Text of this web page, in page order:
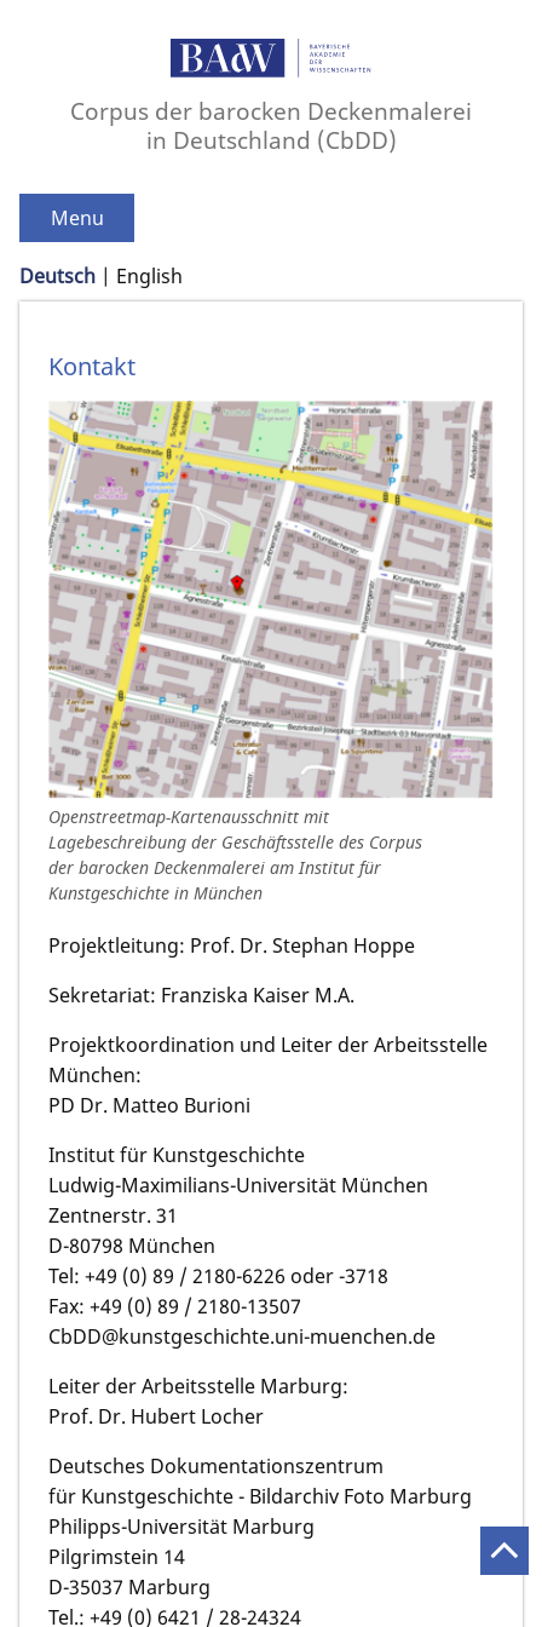
Corpus der barocken Deckenmalerei
in Deutschland (CbDD)
Menu
Deutsch English
Kontakt
Openstreetmap-Kartenausschnitt mit
Lagebeschreibung der Geschäftsstelle des Corpus
der barocken Deckenmalerei am Institut für
Kunstgeschichte in München
Projektleitung: Prof. Dr. Stephan Hoppe
Sekretariat: Franziska Kaiser M.A.
Projektkoordination und Leiter der Arbeitsstelle
München:
PD Dr. Matteo Burioni
Institut für Kunstgeschichte
Ludwig-Maximilians-Universität München
Zentnerstr. 31
D-80798 München
Tel: +49 (0) 89 / 2180-6226 oder -3718
Fax: +49 (0) 89 / 2180-13507
CbDD@kunstgeschichte.uni-muenchen.de
Leiter der Arbeitsstelle Marburg:
Prof. Dr. Hubert Locher
Deutsches Dokumentationszentrum
für Kunstgeschichte - Bildarchiv Foto Marburg
Philipps-Universität Marburg
Pilgrimstein 14
D-35037 Marburg
Tel.: +49 (0) 6421 / 28-24324